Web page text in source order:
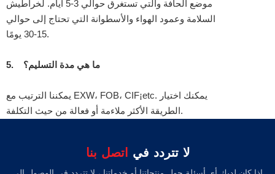
موضع الحافة والتي تستغرق حوالي 3-5 أيام. لخراطيش
السلامة وعمود الهواء والأسطوانة التي تحتاج إلى حوالي
15-30 يومًا.
5. ما هي مدة التسليم؟
يمكننا الترتيب مع EXW، FOB، CIF¡etc. يمكنك اختيار
الطريقة الأكثر ملاءمة أو فعالة من حيث التكلفة.
لا تتردد في اتصل بنا